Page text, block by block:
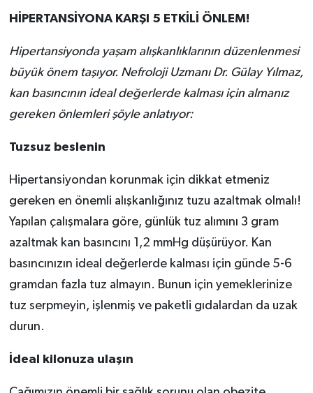
HİPERTANSİYONA KARŞI 5 ETKİLİ ÖNLEM!
Hipertansiyonda yaşam alışkanlıklarının düzenlenmesi
büyük önem taşıyor. Nefroloji Uzmanı Dr. Gülay Yılmaz,
kan basıncının ideal değerlerde kalması için almanız
gereken önlemleri şöyle anlatıyor:
Tuzsuz beslenin
Hipertansiyondan korunmak için dikkat etmeniz
gereken en önemli alışkanlığınız tuzu azaltmak olmalı!
Yapılan çalışmalara göre, günlük tuz alımını 3 gram
azaltmak kan basıncını 1,2 mmHg düşürüyor. Kan
basıncınızın ideal değerlerde kalması için günde 5-6
gramdan fazla tuz almayın. Bunun için yemeklerinize
tuz serpmeyin, işlenmiş ve paketli gıdalardan da uzak
durun.
İdeal kilonuza ulaşın